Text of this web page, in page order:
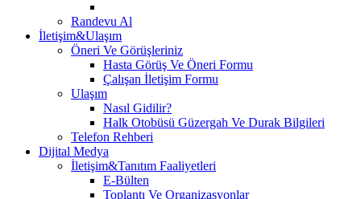
Randevu Al
İletişim&Ulaşım
Öneri Ve Görüşleriniz
Hasta Görüş Ve Öneri Formu
Çalışan İletişim Formu
Ulaşım
Nasıl Gidilir?
Halk Otobüsü Güzergah Ve Durak Bilgileri
Telefon Rehberi
Dijital Medya
İletişim&Tanıtım Faaliyetleri
E-Bülten
Toplantı Ve Organizasyonlar